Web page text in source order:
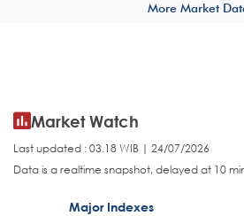
More Market
Market Watch
Last updated : 03.18 WIB | 24/07/2026
Data is a realtime snapshot, delayed at 10
Major Indexes